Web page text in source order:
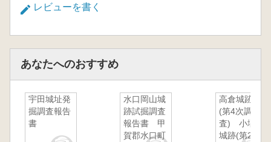
レビューを書く
あなたへのおすすめ
宇田城址発
掘調査報告
書
水口岡山城
跡試掘調査
報告書 甲
賀郡水口町
高倉城跡
(第4次調
査) 小塙
城跡(第2次